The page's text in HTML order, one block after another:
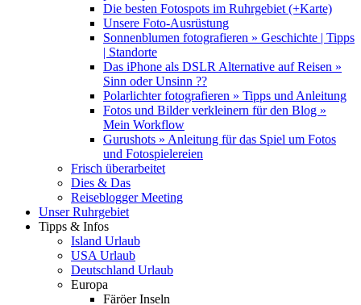
Die besten Fotospots im Ruhrgebiet (+Karte)
Unsere Foto-Ausrüstung
Sonnenblumen fotografieren » Geschichte | Tipps
| Standorte
Das iPhone als DSLR Alternative auf Reisen »
Sinn oder Unsinn ??
Polarlichter fotografieren » Tipps und Anleitung
Fotos und Bilder verkleinern für den Blog »
Mein Workflow
Gurushots » Anleitung für das Spiel um Fotos
und Fotospielereien
Frisch überarbeitet
Dies & Das
Reiseblogger Meeting
Unser Ruhrgebiet
Tipps & Infos
Island Urlaub
USA Urlaub
Deutschland Urlaub
Europa
Färöer Inseln